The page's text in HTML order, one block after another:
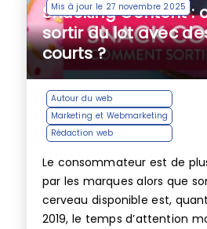
Mis à jour le 27 novembre 2025
Snacking Content :
sortir du lot avec
courts ?
Autour du web
Marketing et Webmarketing
Rédaction web
Le consommateur est de
par les marques alors que
cerveau disponible est,
2019, le temps d’attention